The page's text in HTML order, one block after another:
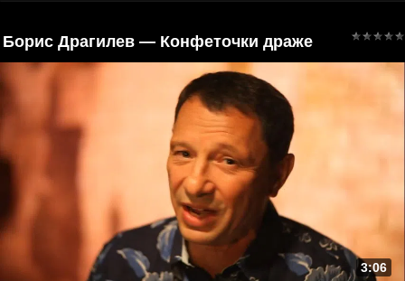
Борис Драгилев — Конфеточки драже
3:06